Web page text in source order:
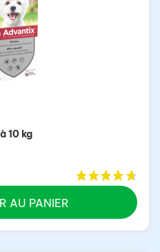
10 kg
AU PANIER